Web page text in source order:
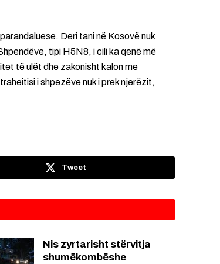
Deri tani në Kosovë nuk
tipi H5N8, i cili ka qenë më
të ulët dhe zakonisht kalon me
i shpezëve nuk i prek njerëzit,
Tweet
Nis zyrtarisht stërvitja
shumëkombëshe